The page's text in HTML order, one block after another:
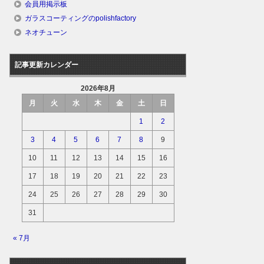
会員用掲示板
ガラスコーティングのpolishfactory
ネオチューン
記事更新カレンダー
2026年8月
月
火 水 木 金 土 日
1 2
3 4 5 6 7 8 9
10 11 12 13 14 15 16
17 18 19 20 21 22 23
24 25 26 27 28 29 30
31
« 7月